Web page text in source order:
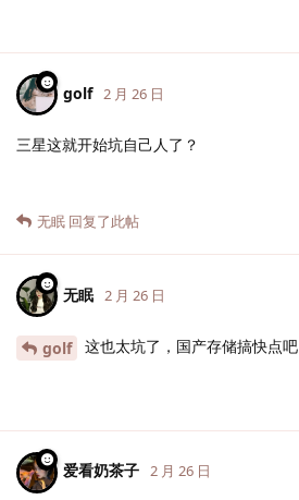
golf 2 月 26 日
三星这就开始坑自己人了？
无眠 回复了此帖
无眠 2 月 26 日
golf 这也太坑了，国产存储搞快点吧
爱看奶茶子 2 月 26 日